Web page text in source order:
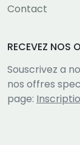
Contact
RECEVEZ NOS
Souscrivez a
nos offres
page: